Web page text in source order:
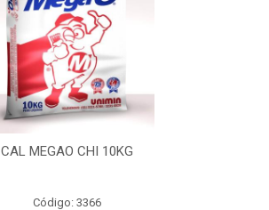
CAL MEGAO CHI 10KG
Código: 3366